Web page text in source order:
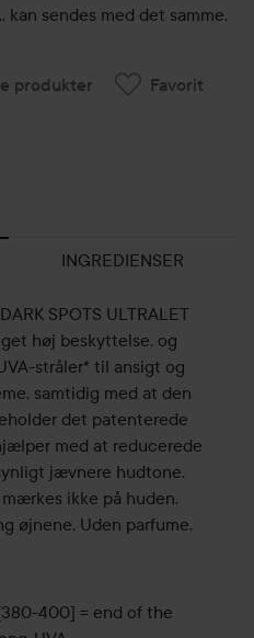
sendes med det samme.
produkter Favorit
INGREDIENSER
SPOTS ULTRALET
høj beskyttelse, og
stråler* til ansigt og
samtidig med at den
det patenterede
med at reducerede
jævnere hudtone.
ikke på huden.
øjnene. Uden parfume.
400] = end of the